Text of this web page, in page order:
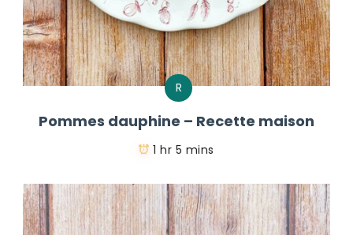
R
Pommes dauphine – Recette maison
1 hr 5 mins